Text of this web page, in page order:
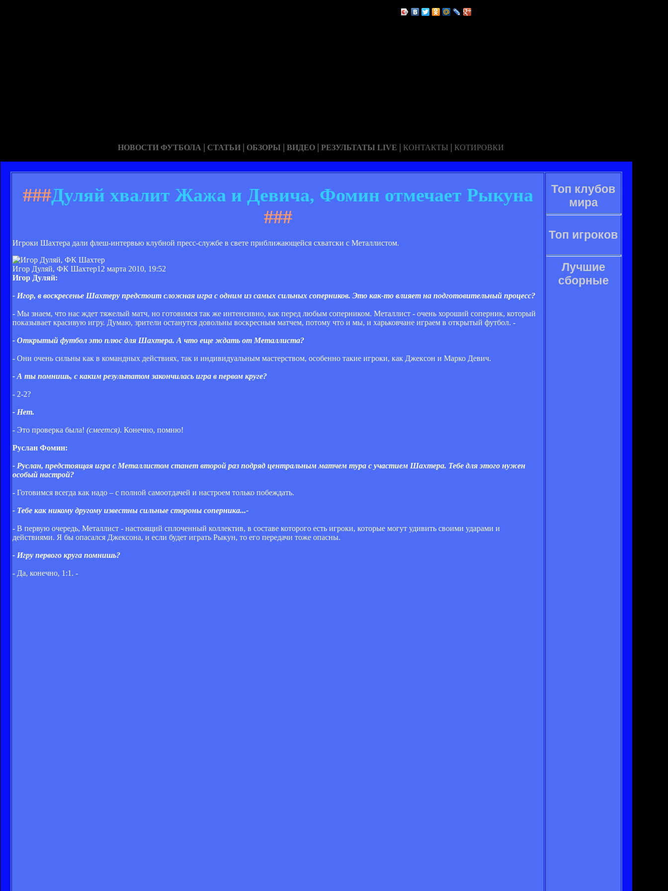
НОВОСТИ ФУТБОЛА | СТАТЬИ | ОБЗОРЫ | ВИДЕО | РЕЗУЛЬТАТЫ LIVE | КОНТАКТЫ | КОТИРОВКИ
###Дуляй хвалит Жажа и Девича, Фомин отмечает Рыкуна
###
Игроки Шахтера дали флеш-интервью клубной пресс-службе в свете приближающейся схватски с Металлистом.
Игор Дуляй, ФК Шахтер12 марта 2010, 19:52
Игор Дуляй:
- Игор, в воскресенье Шахтеру предстоит сложная игра с одним из самых сильных соперников. Это как-то влияет на подготовительный процесс?
- Мы знаем, что нас ждет тяжелый матч, но готовимся так же интенсивно, как перед любым соперником. Металлист - очень хороший соперник, который
показывает красивую игру. Думаю, зрители останутся довольны воскресным матчем, потому что и мы, и харьковчане играем в открытый футбол. -
- Открытый футбол это плюс для Шахтера. А что еще ждать от Металлиста?
- Они очень сильны как в командных действиях, так и индивидуальным мастерством, особенно такие игроки, как Джексон и Марко Девич.
- А ты помнишь, с каким результатом закончилась игра в первом круге?
- 2-2?
- Нет.
- Это проверка была! (смеется). Конечно, помню!
Руслан Фомин:
- Руслан, предстоящая игра с Металлистом станет второй раз подряд центральным матчем тура с участием Шахтера. Тебе для этого нужен
особый настрой?
- Готовимся всегда как надо – с полной самоотдачей и настроем только побеждать.
- Тебе как никому другому известны сильные стороны соперника...-
- В первую очередь, Металлист - настоящий сплоченный коллектив, в составе которого есть игроки, которые могут удивить своими ударами и
действиями. Я бы опасался Джексона, и если будет играть Рыкун, то его передачи тоже опасны.
- Игру первого круга помнишь?
- Да, конечно, 1:1. -
Топ клубов
мира
Топ игроков
Лучшие
сборные